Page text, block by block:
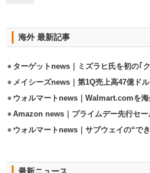
海外 最新記事
メイシーズnews｜第1Q売上高47億ド